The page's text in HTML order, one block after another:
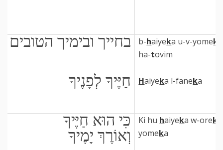
בחייך ובימיך הטובים b-haiyeka u-v-yomek
ha-tovim
חַיֶּיךָ לְפָנֶיךָ Haiyeka l-faneka
כִּי הוּא חַיֶּיךָ
וְאוֹרֶךְ יָמֶיךָ
Ki hu haiyeka w-orek
yomeka